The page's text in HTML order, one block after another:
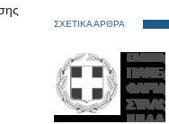
ΣΧΕΤΙΚΑ ΑΡΘΡΑ